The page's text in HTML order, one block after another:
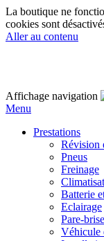
La boutique ne
cookies sont
Aller au contenu
Affichage navigation
Menu
Prestations
Révision
Pneus
Freinage
Batterie
Eclairage
Pare-
Véhicule